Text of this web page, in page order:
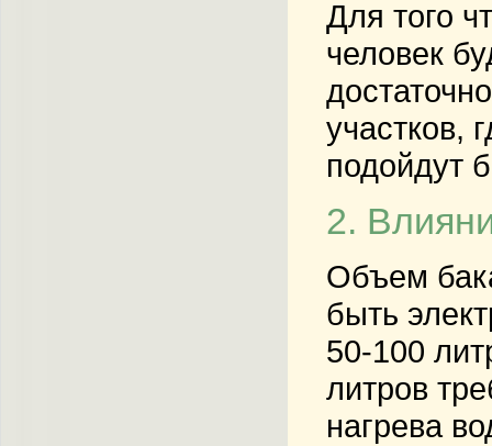
Для того
человек
участков,
подойдут
2.
Объем
быть
50-100
литров
нагрева